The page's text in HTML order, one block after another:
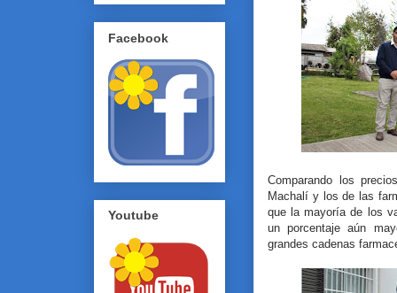
Comparando los
Machalí y los de las
que la mayoría de los
un porcentaje aún
grandes cadenas
Facebook
Youtube